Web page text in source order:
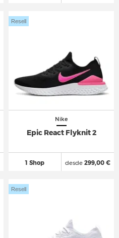
Nike
Epic React Flyknit 2
1 Shop
Resell
desde299,00 €
Resell